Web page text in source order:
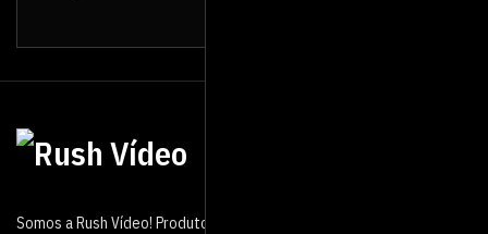
Somos a Rush Vídeo! Produtora de vídeo que atua no mercado